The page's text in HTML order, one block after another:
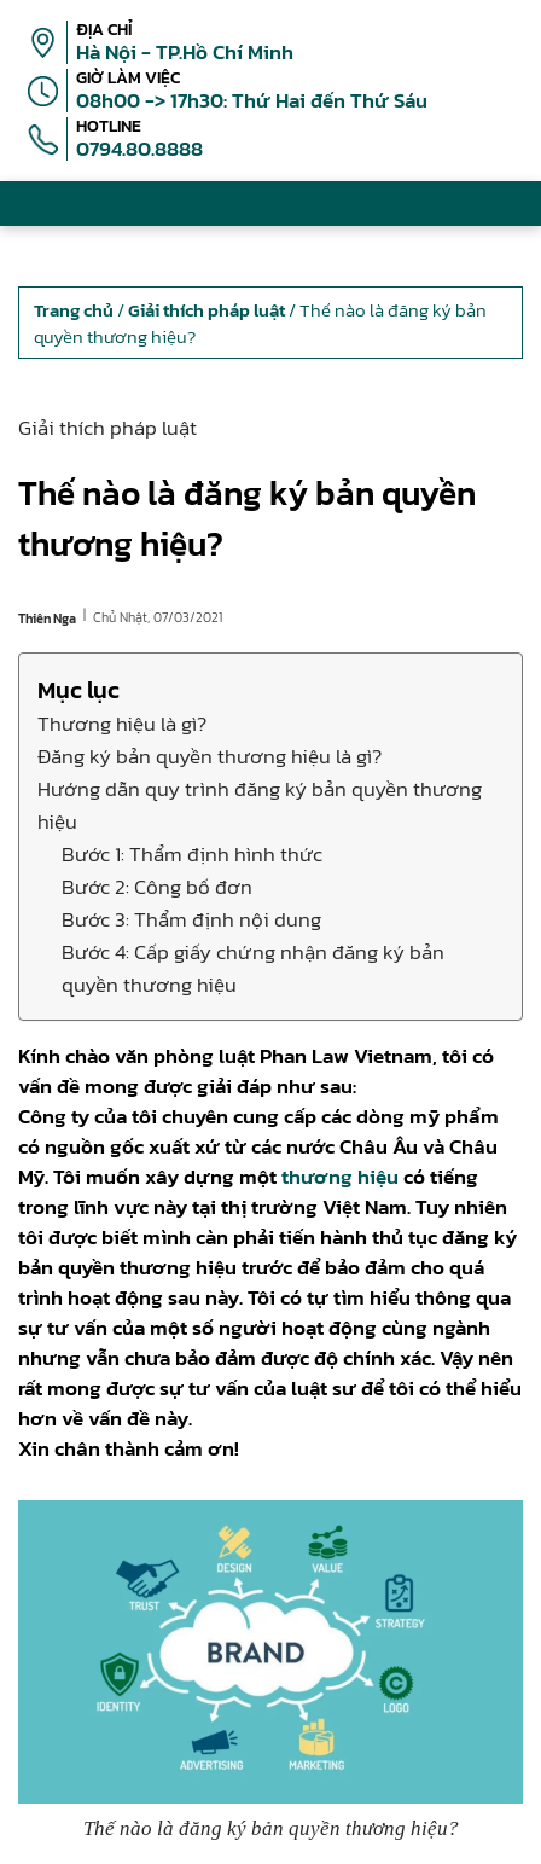
ĐỊA CHỈ
Hà Nội - TP.Hồ Chí Minh
GIỜ LÀM VIỆC
08h00 -> 17h30: Thứ Hai đến Thứ Sáu
HOTLINE
0794.80.8888
Trang chủ /Giải thích pháp luật/ Thế nào là đăng ký bản
quyền thương hiệu?
Giải thích pháp luật
Thế nào là đăng ký bản quyền
thương hiệu?
Thiên Nga | Chủ Nhật, 07/03/2021
Mục lục
Thương hiệu là gì?
Đăng ký bản quyền thương hiệu là gì?
Hướng dẫn quy trình đăng ký bản quyền thương
hiệu
Bước 1: Thẩm định hình thức
Bước 2: Công bố đơn
Bước 3: Thẩm định nội dung
Bước 4: Cấp giấy chứng nhận đăng ký bản
quyền thương hiệu
Kính chào văn phòng luật Phan Law Vietnam, tôi có
vấn đề mong được giải đáp như sau:
Công ty của tôi chuyên cung cấp các dòng mỹ phẩm
có nguồn gốc xuất xứ từ các nước Châu Âu và Châu
Mỹ. Tôi muốn xây dựng mộtthương hiệucó tiếng
trong lĩnh vực này tại thị trường Việt Nam. Tuy nhiên
tôi được biết mình càn phải tiến hành thủ tục đăng ký
bản quyền thương hiệu trước để bảo đảm cho quá
trình hoạt động sau này. Tôi có tự tìm hiểu thông qua
sự tư vấn của một số người hoạt động cùng ngành
nhưng vẫn chưa bảo đảm được độ chính xác. Vậy nên
rất mong được sự tư vấn của luật sư để tôi có thể hiểu
hơn về vấn đề này.
Xin chân thành cảm ơn!
Thế nào là đăng ký bản quyền thương hiệu?